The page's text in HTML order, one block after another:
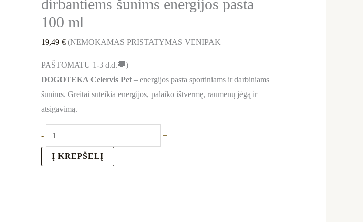
dirbantiems šunims energijos pasta
100 ml
19,49€ (NEMOKAMAS PRISTATYMAS VENIPAK
PAŠTOMATU 1-3 d.d.🚚)
DOGOTEKA Celervis Pet – energijos pasta sportiniams ir darbiniams
šunims. Greitai suteikia energijos, palaiko ištvermę, raumenų jėgą ir
atsigavimą.
- +
Į KREPŠELĮ